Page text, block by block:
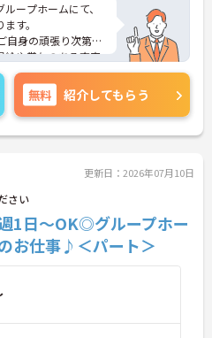
ープホームにて、
す。
自身の頑張り次第で
や賞与のある充実
ある環境となってお
お伝えしますので、
♪
無料 紹介してもらう
更新日：2026年07月10日
さい
1日～OK◎グループホー
お仕事♪＜パート＞